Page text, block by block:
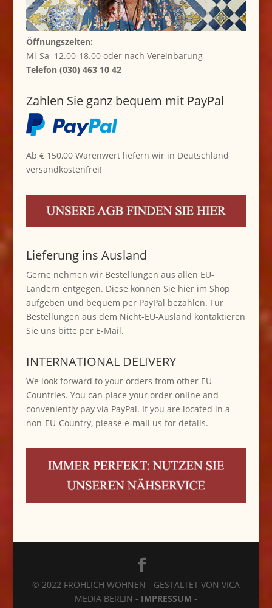
Öffnungszeiten:
Mi-Sa 12.00-18.00 oder nach Vereinbarung
Telefon (030) 463 10 42
Zahlen Sie ganz bequem mit PayPal
Ab € 150,00 Warenwert liefern wir in Deutschland
versandkostenfrei!
Lieferung ins Ausland
Gerne nehmen wir Bestellungen aus allen EU-
Ländern entgegen. Diese können Sie hier im Shop
aufgeben und bequem per PayPal bezahlen. Für
Bestellungen aus dem Nicht-EU-Ausland kontaktieren
Sie uns bitte per E-Mail.
INTERNATIONAL DELIVERY
We look forward to your orders from other EU-
Countries. You can place your order online and
conveniently pay via PayPal. If you are located in a
non-EU-Country, please e-mail us for details.
© 2022 FRÖHLICH WOHNEN - GESTALTET VON VICA
MEDIA BERLIN - IMPRESSUM -